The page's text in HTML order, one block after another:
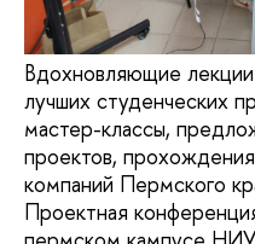
Вдохновляющие
лучших студенческих
мастер-классы,
проектов,
компаний Пермского
Проектная